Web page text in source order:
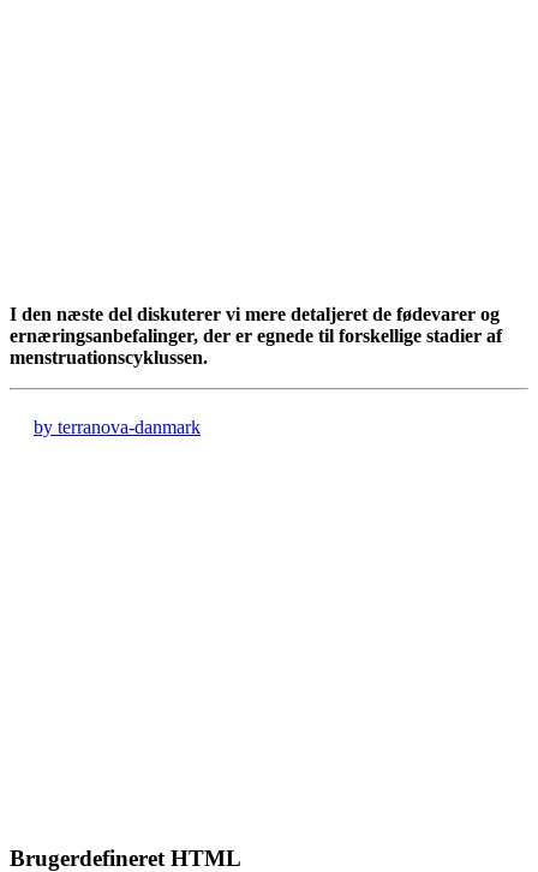
I den næste del diskuterer vi mere detaljeret de fødevarer og
ernæringsanbefalinger, der er egnede til forskellige stadier af
menstruationscyklussen.
by terranova-danmark
Brugerdefineret HTML